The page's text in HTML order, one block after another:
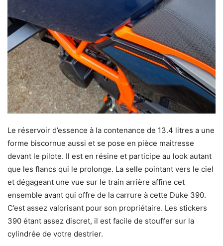
Le réservoir d’essence à la contenance de 13.4 litres a une
forme biscornue aussi et se pose en pièce maitresse
devant le pilote. Il est en résine et participe au look autant
que les flancs qui le prolonge. La selle pointant vers le ciel
et dégageant une vue sur le train arrière affine cet
ensemble avant qui offre de la carrure à cette Duke 390.
C’est assez valorisant pour son propriétaire. Les stickers
390 étant assez discret, il est facile de stouffer sur la
cylindrée de votre destrier.